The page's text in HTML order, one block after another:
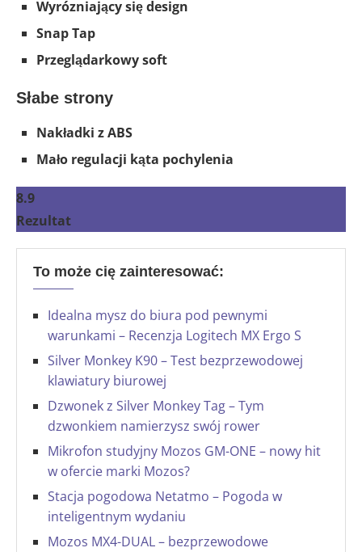
Wyrózniający się design
Snap Tap
Przeglądarkowy soft
Słabe strony
Nakładki z ABS
Mało regulacji kąta pochylenia
8.9
Rezultat
To może cię zainteresować:
Idealna mysz do biura pod pewnymi
warunkami – Recenzja Logitech MX Ergo S
Silver Monkey K90 – Test bezprzewodowej
klawiatury biurowej
Dzwonek z Silver Monkey Tag – Tym
dzwonkiem namierzysz swój rower
Mikrofon studyjny Mozos GM-ONE – nowy hit
w ofercie marki Mozos?
Stacja pogodowa Netatmo – Pogoda w
inteligentnym wydaniu
Mozos MX4-DUAL – bezprzewodowe